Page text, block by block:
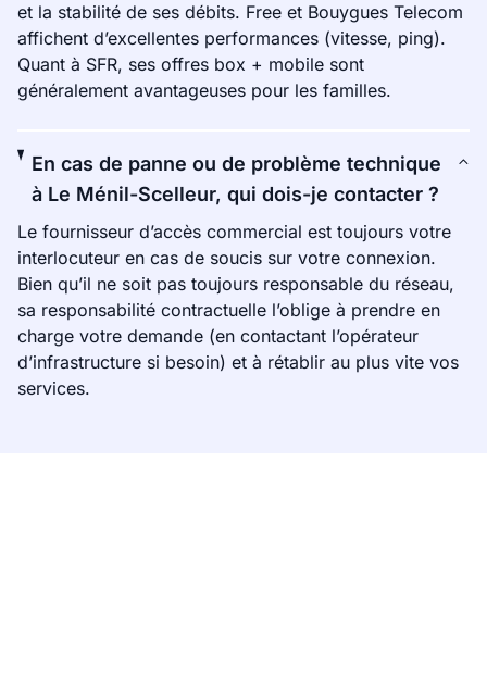
et la stabilité de ses débits. Free et Bouygues Telecom
affichent d’excellentes performances (vitesse, ping).
Quant à SFR, ses offres box + mobile sont
généralement avantageuses pour les familles.
En cas de panne ou de problème technique
à Le Ménil-Scelleur, qui dois-je contacter ?
Le fournisseur d’accès commercial est toujours votre
interlocuteur en cas de soucis sur votre connexion.
Bien qu’il ne soit pas toujours responsable du réseau,
sa responsabilité contractuelle l’oblige à prendre en
charge votre demande (en contactant l’opérateur
d’infrastructure si besoin) et à rétablir au plus vite vos
services.